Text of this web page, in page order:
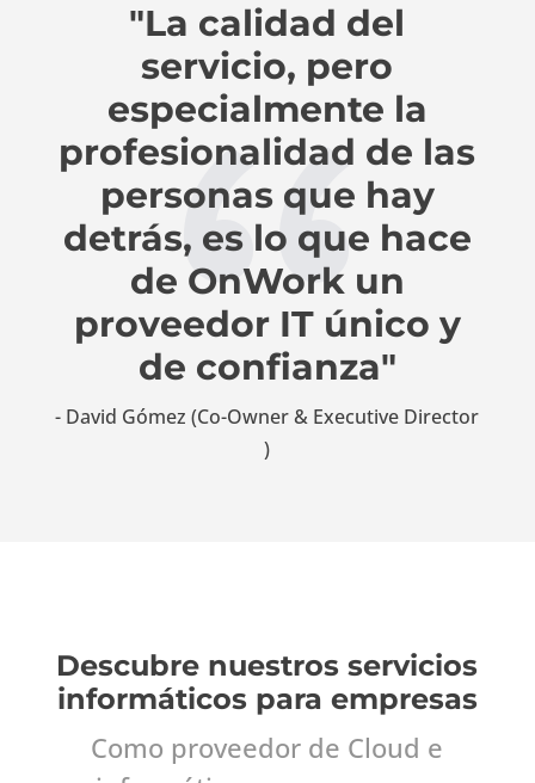
"La calidad del
servicio, pero
especialmente la
profesionalidad de las
personas que hay
detrás, es lo que hace
de OnWork un
proveedor IT único y
de confianza"
- David Gómez (Co-Owner & Executive Director​
)
Descubre nuestros servicios
informáticos para empresas
Como proveedor de Cloud e